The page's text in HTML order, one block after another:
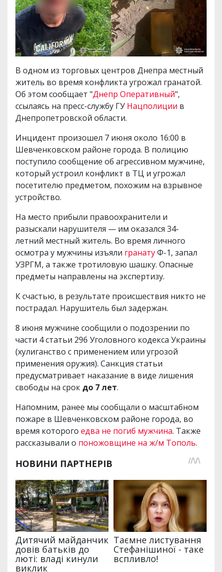
В одном из торговых центров Днепра местный
житель во время конфликта угрожал гранатой.
Об этом сообщает "Днепр Оперативный",
ссылаясь на пресс-службу ГУ Нацполиции в
Днепропетровской области.
Инцидент произошел 7 июня около 16:00 в
Шевченковском районе города. В полицию
поступило сообщение об агрессивном мужчине,
который устроил конфликт в ТЦ и угрожал
посетителю предметом, похожим на взрывное
устройство.
На место прибыли правоохранители и
разыскали нарушителя — им оказался 34-
летний местный житель. Во время личного
осмотра у мужчины изъяли гранатуФ-1, запал
УЗРГМ, а также тротиловую шашку. Опасные
предметы направлены на экспертизу.
К счастью, в результате происшествия никто не
пострадал. Нарушитель был задержан.
8 июня мужчине сообщили о подозрении по
части 4 статьи 296 Уголовного кодекса Украины
(хулиганство с применением или угрозой
применения оружия). Санкция статьи
предусматривает наказание в виде лишения
свободы на срок до 7 лет.
Напомним, ранее мы сообщали о масштабном
пожаре в Шевченковском районе города, во
время которого едва не погиб мужчина. Также
рассказывали о поножовщине на ж/м Тополь.